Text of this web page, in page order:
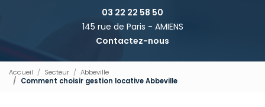
03 22 22 58 50
145 rue de Paris - AMIENS
Contactez-nous
Accueil Secteur
Abbeville
Comment choisir gestion locative Abbeville